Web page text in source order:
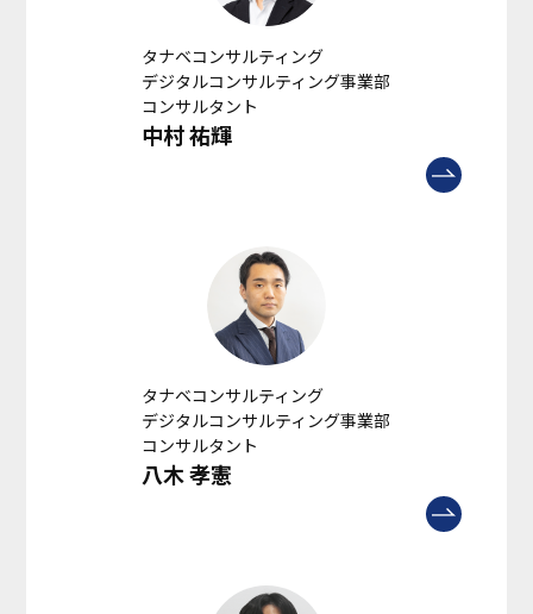
タナベコンサルティング
デジタルコンサルティング事業部
コンサルタント
中村 祐輝
タナベコンサルティング
デジタルコンサルティング事業部
コンサルタント
八木 孝憲